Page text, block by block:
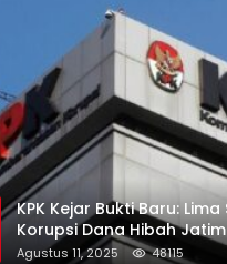
KPK Kejar Bukti Baru:
Korupsi Dana Hibah
Trenggalek
Agustus 11, 2025 48115